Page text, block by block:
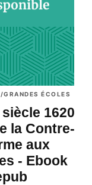
ÉCOLES
siècle 1620
la Contre-
aux
- Ebook